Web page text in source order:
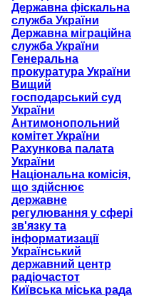
Державна фіскальна
служба України
Державна міграційна
служба України
Генеральна
прокуратура України
Вищий
господарський суд
України
Антимонопольний
комітет України
Рахункова палата
України
Національна комісія,
що здійснює
державне
регулювання у сфері
зв'язку та
інформатизації
Український
державний центр
радіочастот
Київська міська рада